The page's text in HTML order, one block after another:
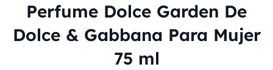
Perfume Dolce Garden De
Dolce & Gabbana Para Mujer
75 ml